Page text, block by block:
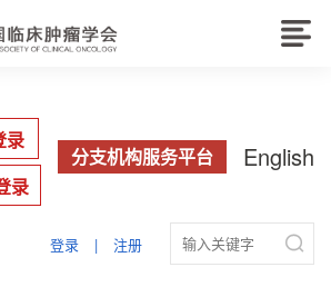
English
分支机构服务平台
录
录

登录 | 注册